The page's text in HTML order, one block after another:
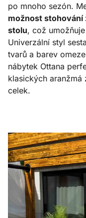
po mnoho sezón.
možnost stohování
stolu, což
Univerzální styl
tvarů a barev
nábytek Ottana
klasických aranžmá
celek.